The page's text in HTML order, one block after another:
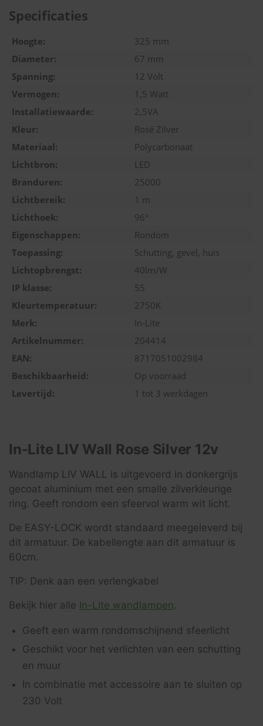
Specificaties
Hoogte:
325 mm
Diameter:
67 mm
Spanning:
12 Volt
Vermogen:
1,5 Watt
Installatiewaarde:
2,5VA
Kleur:
Rosé Zilver
Materiaal:
Polycarbonaat
Lichtbron:
LED
Branduren:
25000
Lichtbereik:
1 m
Lichthoek:
96°
Eigenschappen:
Rondom
Toepassing:
Schutting, gevel, huis
Lichtopbrengst:
40lm/W
IP klasse:
55
Kleurtemperatuur:
2750K
Merk:
In-Lite
Artikelnummer:
204414
EAN:
8717051002984
Beschikbaarheid:
Op voorraad
Levertijd:
1 tot 3 werkdagen
In-Lite LIV Wall Rose Silver 12v
Wandlamp LIV WALL is uitgevoerd in donkergrijs
gecoat aluminium met een smalle zilverkleurige
ring. Geeft rondom een sfeervol warm wit licht.
De EASY-LOCK wordt standaard meegeleverd bij
dit armatuur. De kabellengte aan dit armatuur is
60cm.
TIP: Denk aan een verlengkabel
Bekijk hier alle In-Lite wandlampen.
Geeft een warm rondomschijnend sfeerlicht
Geschikt voor het verlichten van een schutting
en muur
In combinatie met accessoire aan te sluiten op
230 Volt